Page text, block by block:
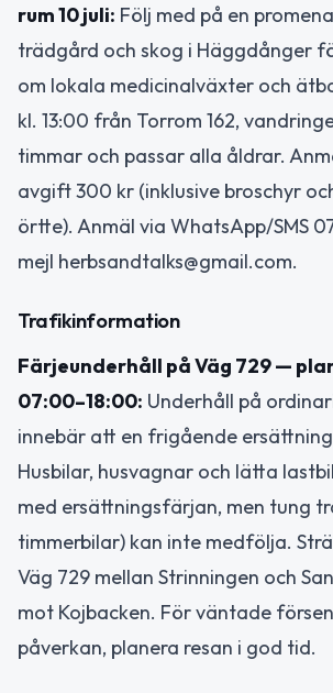
rum 10 juli: Följ med på en
trädgård och skog i Häggdånger
om lokala medicinalväxter och
kl. 13:00 från Torrom 162,
timmar och passar alla åldrar.
avgift 300 kr (inklusive broschyr
örtte). Anmäl via WhatsApp/SMS
mejl herbsandtalks@gmail.com.
Trafikinformation
Färjeunderhåll på Väg 729 —
07:00–18:00: Underhåll på
innebär att en frigående
Husbilar, husvagnar och lätta
med ersättningsfärjan, men tung
timmerbilar) kan inte medfölja.
Väg 729 mellan Strinningen och
mot Kojbacken. För väntade
påverkan, planera resan i god tid.